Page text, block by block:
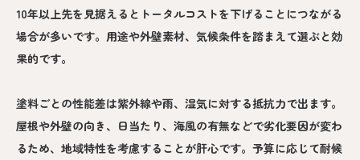
10年以上先を見据えるとトータルコストを下げることにつながる
場合が多いです。用途や外壁素材、気候条件を踏まえて選ぶと効
果的です。
塗料ごとの性能差は紫外線や雨、湿気に対する抵抗力で出ます。
屋根や外壁の向き、日当たり、海風の有無などで劣化要因が変わ
るため、地域特性を考慮することが肝心です。予算に応じて耐候